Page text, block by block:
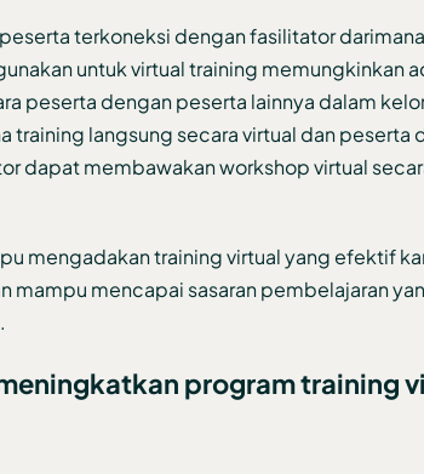
terkoneksi dengan fasilitator
untuk virtual training memungkinkan
peserta dengan peserta lainnya dalam
training langsung secara virtual dan peserta
dapat membawakan workshop virtual
mengadakan training virtual yang efektif
mampu mencapai sasaran pembelajaran
program training